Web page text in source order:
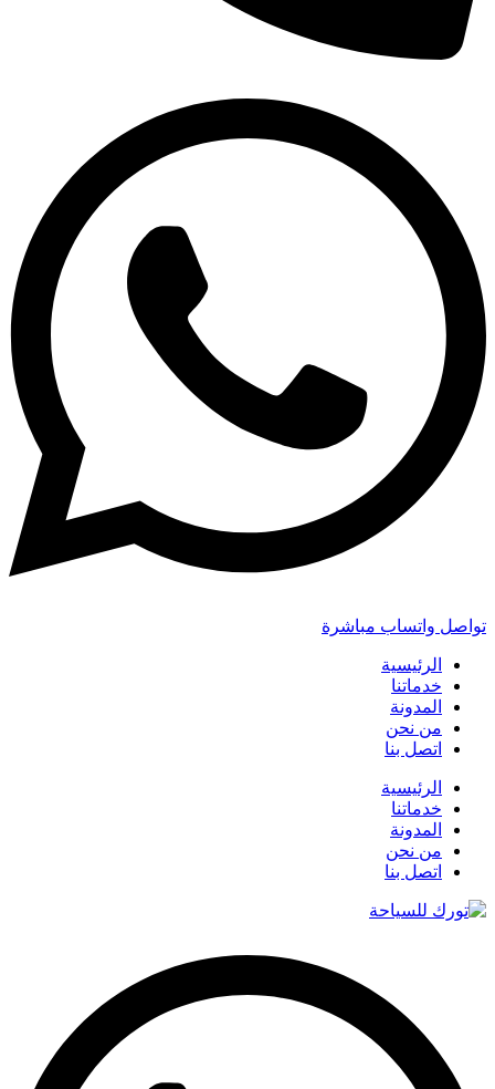
تواصل واتساب مباشرة
الرئيسية
خدماتنا
المدونة
من نحن
اتصل بنا
الرئيسية
خدماتنا
المدونة
من نحن
اتصل بنا